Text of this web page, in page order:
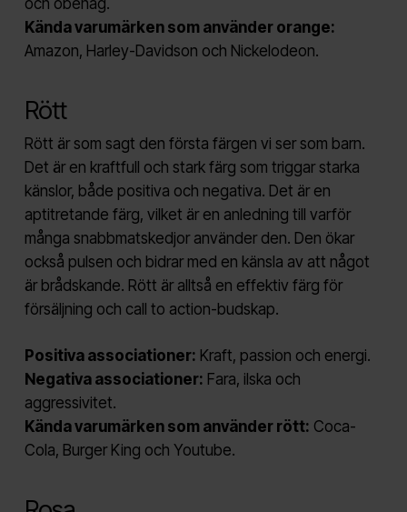
och obehag.
Kända varumärken som använder orange:
Amazon, Harley-Davidson och Nickelodeon.
Rött
Rött är som sagt den första färgen vi ser som barn.
Det är en kraftfull och stark färg som triggar starka
känslor, både positiva och negativa. Det är en
aptitretande färg, vilket är en anledning till varför
många snabbmatskedjor använder den. Den ökar
också pulsen och bidrar med en känsla av att något
är brådskande. Rött är alltså en effektiv färg för
försäljning och call to action-budskap.
Positiva associationer: Kraft, passion och energi.
Negativa associationer: Fara, ilska och
aggressivitet.
Kända varumärken som använder rött: Coca-
Cola, Burger King och Youtube.